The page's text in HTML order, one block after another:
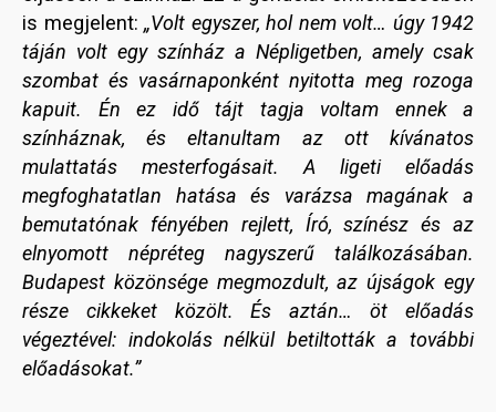
is megjelent: „Volt egyszer, hol nem volt… úgy 1942
táján volt egy színház a Népligetben, amely csak
szombat és vasárnaponként nyitotta meg rozoga
kapuit. Én ez idő tájt tagja voltam ennek a
színháznak, és eltanultam az ott kívánatos
mulattatás mesterfogásait. A ligeti előadás
megfoghatatlan hatása és varázsa magának a
bemutatónak fényében rejlett, Író, színész és az
elnyomott népréteg nagyszerű találkozásában.
Budapest közönsége megmozdult, az újságok egy
része cikkeket közölt. És aztán… öt előadás
végeztével: indokolás nélkül betiltották a további
előadásokat.”